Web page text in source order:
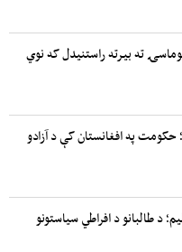
ته بیرته راستنیدل که نوي
حکومت په افغانستان کې د آزادو
د طالبانو د افراطي سیاستونو